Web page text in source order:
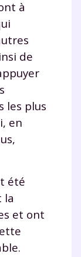
à
de
les plus
en
été
la
et ont
CP à
ou
e-mail. En
vos
SEJER, sous
vous donner
Pour en
et
notre